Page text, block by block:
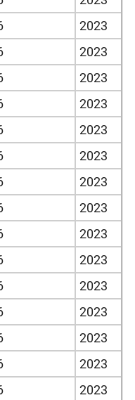
2023
2023
2023
2023
2023
2023
2023
2023
2023
2023
2023
2023
2023
2023
2023